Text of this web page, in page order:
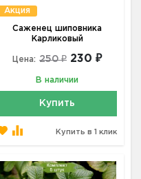
Акция
Саженец шиповника
Карликовый
Цена: 250 ₽ 230 ₽
В наличии
Купить
Купить в 1 клик